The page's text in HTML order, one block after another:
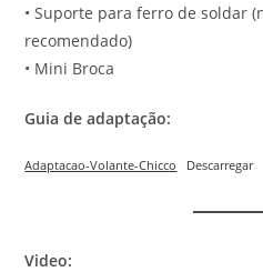
• Suporte para ferro de soldar
recomendado)
• Mini Broca
Guia de adaptação:
Adaptacao-Volante-Chicco Descarregar
Video: